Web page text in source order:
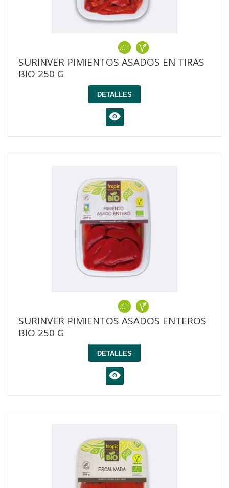
SURINVER PIMIENTOS ASADOS EN TIRAS
BIO 250 G
DETALLES
K
SURINVER PIMIENTOS ASADOS ENTEROS
BIO 250 G
DETALLES
K